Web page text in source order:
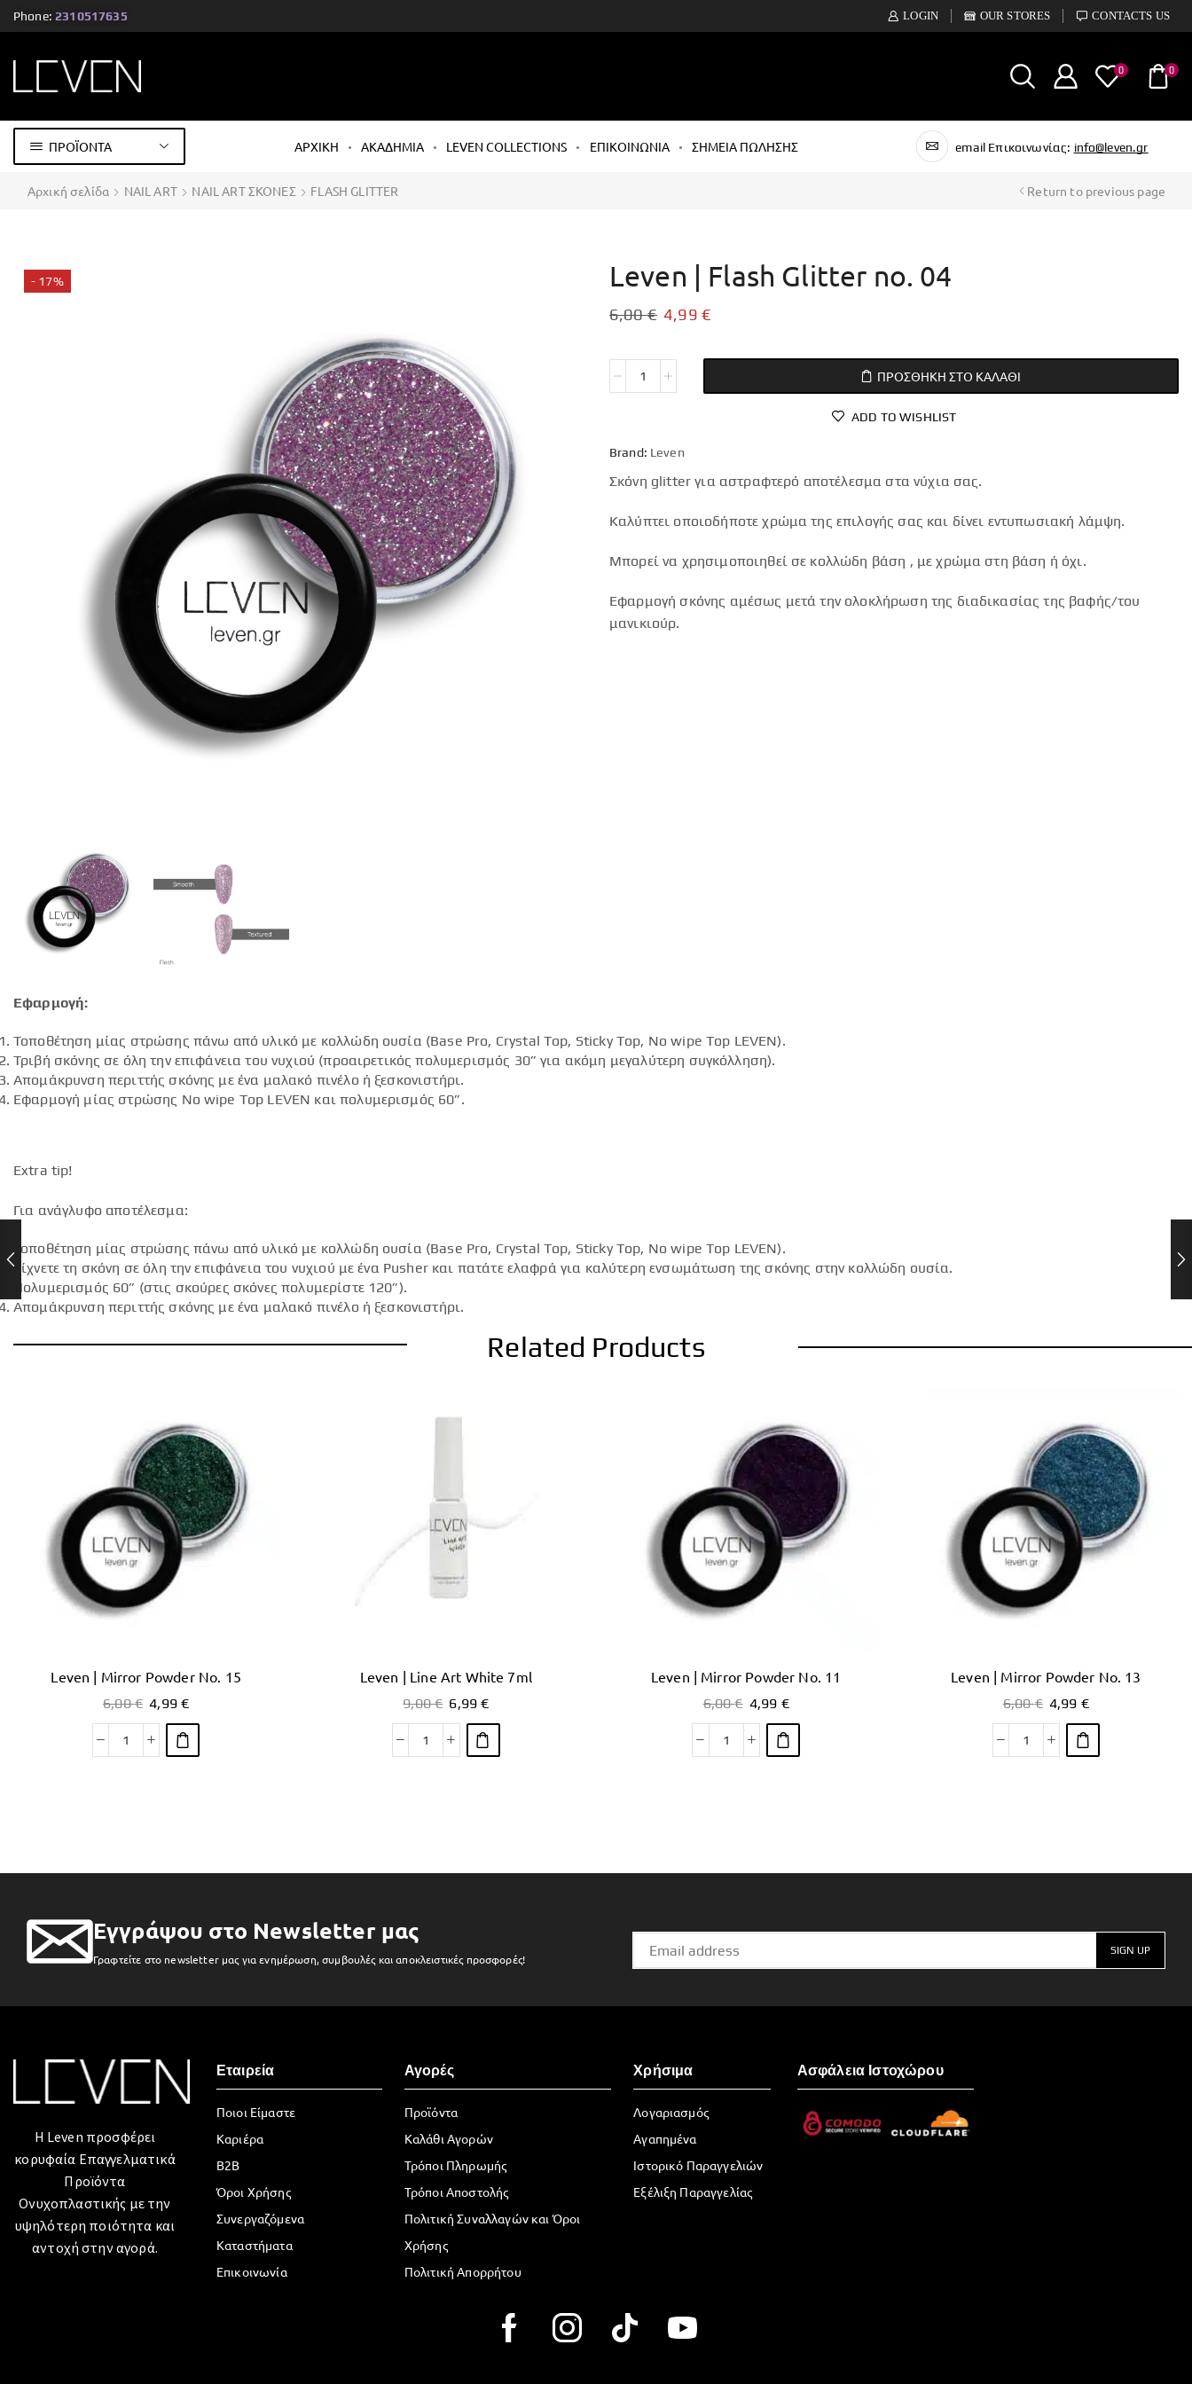
Phone: 2310517635 LOGIN OUR STORES CONTACTS US
0 0
ΠΡΟΪΟΝΤΑ ΑΡΧΙΚΗ ΑΚΑΔΗΜΙΑ LEVEN COLLECTIONS ΕΠΙΚΟΙΝΩΝΙΑ ΣΗΜΕΙΑ ΠΩΛΗΣΗΣ email Επικοινωνίας: info@leven.gr
Αρχική σελίδα NAIL ART NAIL ART ΣΚΟΝΕΣ FLASH GLITTER Return to previous page
- 17% Leven | Flash Glitter no. 04
6,00€ 4,99 €
ΠΡΟΣΘΉΚΗ ΣΤΟ ΚΑΛΆΘΙ
ADD TO WISHLIST
Brand: Leven
Σκόνη glitter για αστραφτερό αποτέλεσμα στα νύχια σας.
Καλύπτει οποιοδήποτε χρώμα της επιλογής σας και δίνει εντυπωσιακή λάμψη.
Μπορεί να χρησιμοποιηθεί σε κολλώδη βάση , με χρώμα στη βάση ή όχι.
Εφαρμογή σκόνης αμέσως μετά την ολοκλήρωση της διαδικασίας της βαφής/του
μανικιούρ.
Εφαρμογή:
Τοποθέτηση μίας στρώσης πάνω από υλικό με κολλώδη ουσία (Base Pro, Crystal Top, Sticky Top, No wipe Top LEVEN).
Τριβή σκόνης σε όλη την επιφάνεια του νυχιού (προαιρετικός πολυμερισμός 30” για ακόμη μεγαλύτερη συγκόλληση).
Απομάκρυνση περιττής σκόνης με ένα μαλακό πινέλο ή ξεσκονιστήρι.
Εφαρμογή μίας στρώσης No wipe Top LEVEN και πολυμερισμός 60”.
Extra tip!
Για ανάγλυφο αποτέλεσμα:
Τοποθέτηση μίας στρώσης πάνω από υλικό με κολλώδη ουσία (Base Pro, Crystal Top, Sticky Top, No wipe Top LEVEN).
Ρίχνετε τη σκόνη σε όλη την επιφάνεια του νυχιού με ένα Pusher και πατάτε ελαφρά για καλύτερη ενσωμάτωση της σκόνης στην κολλώδη ουσία.
Πολυμερισμός 60” (στις σκούρες σκόνες πολυμερίστε 120”).
Απομάκρυνση περιττής σκόνης με ένα μαλακό πινέλο ή ξεσκονιστήρι.
Related Products
Leven | Mirror Powder No. 15
6,00€ 4,99€
Leven | Line Art White 7ml
9,00€ 6,99€
Leven | Mirror Powder No. 11
6,00€ 4,99 €
Leven | Mirror Powder No. 13
6,00€ 4,99 €
Εγγράψου στο Newsletter μας
Γραφτείτε στο newsletter μας για ενημέρωση, συμβουλές και αποκλειστικές προσφορές!
Η Leven προσφέρει
κορυφαία Επαγγελματικά
Προϊόντα
Ονυχοπλαστικής με την
υψηλότερη ποιότητα και
αντοχή στην αγορά.
Εταιρεία
Ποιοι Είμαστε
Καριέρα
B2B
Όροι Χρήσης
Συνεργαζόμενα
Καταστήματα
Επικοινωνία
Αγορές
Προϊόντα
Καλάθι Αγορών
Τρόποι Πληρωμής
Τρόποι Αποστολής
Πολιτική Συναλλαγών και Όροι
Χρήσης
Πολιτική Απορρήτου
Χρήσιμα
Λογαριασμός
Αγαπημένα
Ιστορικό Παραγγελιών
Εξέλιξη Παραγγελίας
Ασφάλεια Ιστοχώρου